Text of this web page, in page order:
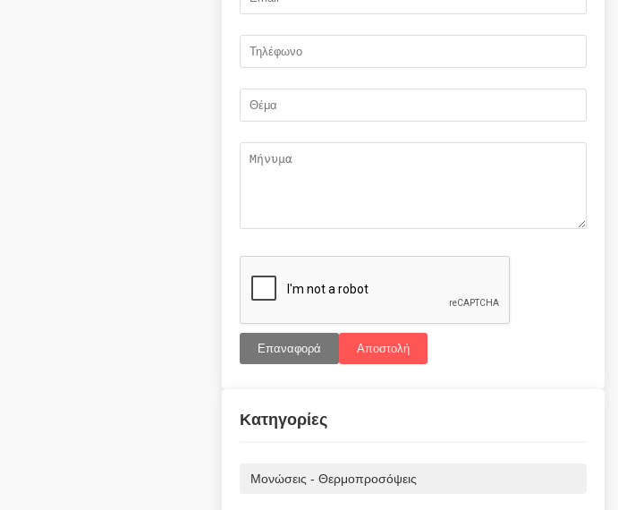
Επαναφορά Αποστολή
Κατηγορίες
Μονώσεις - Θερμοπροσόψεις